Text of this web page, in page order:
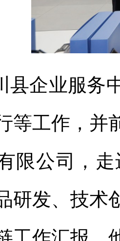
县企业服务
等工作，并
限公司，
研发、技术